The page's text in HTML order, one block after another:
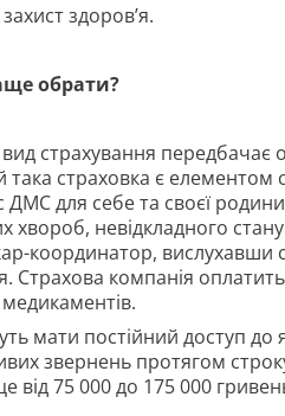
здоров’я.
обрати?
страхування передбачає
така страховка є елементом
для себе та своєї
хвороб, невідкладного
координатор, вислухавши
компанія
медикаментів.
мати постійний доступ до
звернень протягом
від 75 000 до 175 000